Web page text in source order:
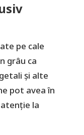
pe cale
grâu ca
și alte
pot avea în
la